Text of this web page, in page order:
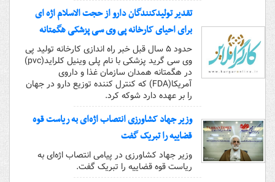
تقدیر تولیدکنندگان دارو از حجت الاسلام اژه ای
برای احیای کارخانه پی وی سی پزشکی هگمتانه
حدود ۵ سال قبل خبر راه اندازی کارخانه تولید پی
وی سی گرید پزشکی با نام پلی وینیل کلراید(pvc)
در هگمتانه همدان سازمان غذا و داروی
آمریکا(FDA) که کنترل کننده توزیع دارو در جهان
را بر عهده دارد شوکه کرد.
وزیر جهاد کشاورزی انتصاب اژه‌ای به ریاست قوه
قضاییه را تبریک گفت
وزیر جهاد کشاورزی در پیامی انتصاب اژه‌ای به
ریاست قوه قضاییه را تبریک گفت.